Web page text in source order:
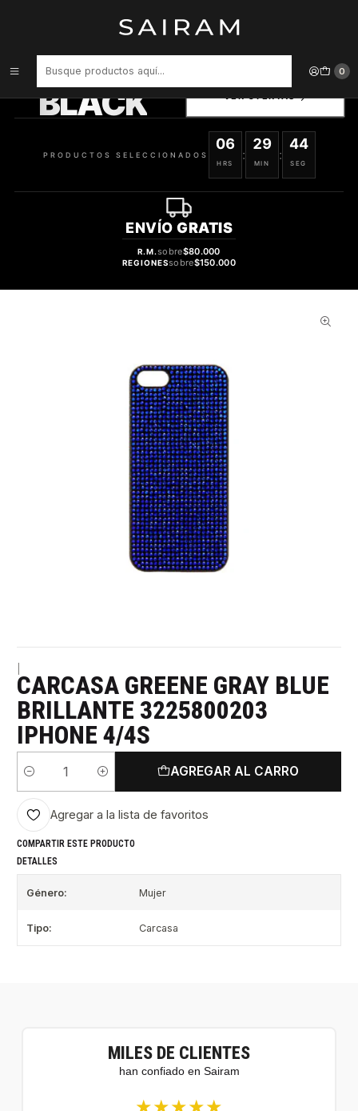
0
Carcasa Greene Gray Blue Brillante 3225800203 Iphone 4/4S
BLACK
SELECCIONADOS
PRODUCTOS SELECCIONADOS
06
HRS
:
29
MIN
:
43
SEG
ENVÍO GRATIS
R.M.sobre$80.000
REGIONESsobre$150.000
CARCASA GREENE GRAY BLUE
BRILLANTE 3225800203
IPHONE 4/4S
Cantidad
AGREGAR AL CARRO
Agregar a la lista de favoritos
COMPARTIR ESTE PRODUCTO
DETALLES
Género: Mujer
Tipo: Carcasa
MILES DE CLIENTES
han confiado en Sairam